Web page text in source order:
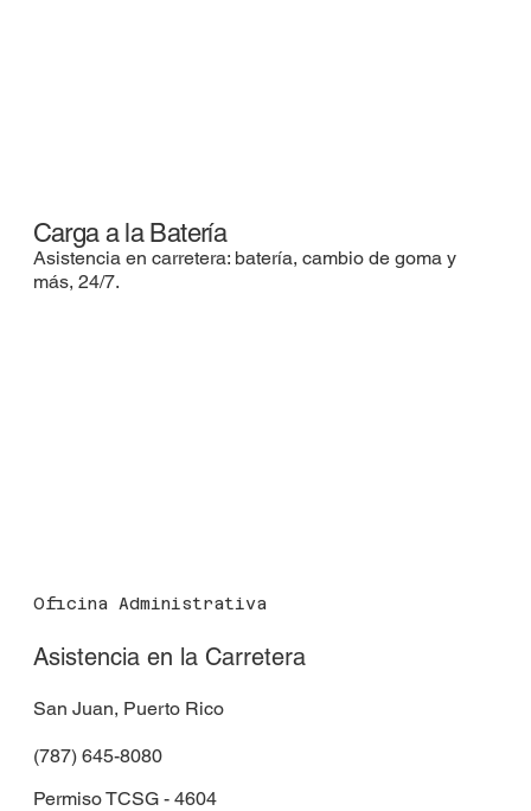
Carga a la Batería
Asistencia en carretera: batería, cambio de goma y
más, 24/7.
Oficina Administrativa
Asistencia en la Carretera
Permiso TCSG - 4604
San Juan, Puerto Rico
(787) 645-8080